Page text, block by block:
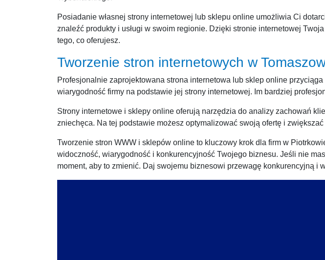
Posiadanie własnej strony internetowej lub sklepu online umożliwia Ci
znaleźć produkty i usługi w swoim regionie. Dzięki stronie internetowej
tego, co oferujesz.
Tworzenie stron internetowych w
Profesjonalnie zaprojektowana strona internetowa lub sklep online
wiarygodność firmy na podstawie jej strony internetowej. Im bardziej
Strony internetowe i sklepy online oferują narzędzia do analizy zachowań
zniechęca. Na tej podstawie możesz optymalizować swoją ofertę i
Tworzenie stron WWW i sklepów online to kluczowy krok dla firm w
widoczność, wiarygodność i konkurencyjność Twojego biznesu. Jeśli nie
moment, aby to zmienić. Daj swojemu biznesowi przewagę konkurencyjną i